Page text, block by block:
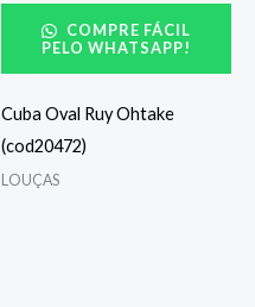
COMPRE FÁCIL
PELO WHATSAPP!
Cuba Oval Ruy Ohtake
(cod20472)
LOUÇAS